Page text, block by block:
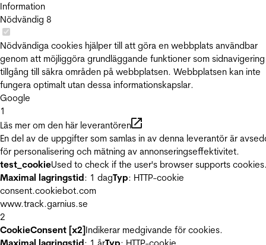
Information
Nödvändig 8
Nödvändiga cookies hjälper till att göra en webbplats användbar
genom att möjliggöra grundläggande funktioner som
tillgång till säkra områden på webbplatsen. Webbplatsen kan inte
fungera optimalt utan dessa informationskapslar.
Google
1
Läs mer om den här leverantören
En del av de uppgifter som samlas in av denna leverantör är
för personalisering och mätning av annonseringseffektivitet.
test_cookieUsed to check if the user's browser supports
Maximal lagringstid: 1 dagTyp: HTTP-cookie
consent.cookiebot.com
www.track.garnius.se
2
CookieConsent [x2]Indikerar medgivande för cookies.